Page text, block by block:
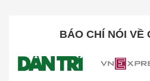
BÁO CHÍ NÓI VỀ